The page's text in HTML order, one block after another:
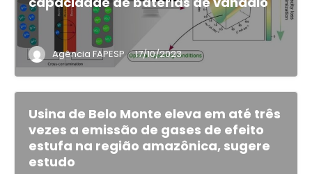
Agência FAPESP · 17/10/2023
Usina de Belo Monte eleva em até três
vezes a emissão de gases de efeito
estufa na região amazônica, sugere
estudo